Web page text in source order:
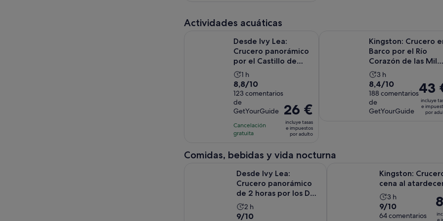
Actividades acuáticas
Desde Ivy Lea:
Crucero panorámico
por el Castillo de
Boldt de las 1000
isla...
La
duración
de
la
actividad
es
de
1 h
8.8
sobre
10
con
123
comentarios
8,8/10
123 comentarios
de
GetYourGuide
Cancelación
gratuita
El
precio
es
de
por
26 €
incluye tasas
e impuestos
por adulto
Kingston: Crucero
Barco por el Río
Corazón de las Mil
Islas
La
duración
de
la
actividad
3 h
8.4
sobre
10
con
8,4/10
188 comentarios
de
GetYourGuide
El
precio
es
de
43
incluye
e
por
Comidas, bebidas y vida nocturna
Desde Ivy Lea:
Crucero panorámico
de 2 horas por los Dos
Castillos de las 1...
La
duración
2 h
9.0
9/10
Kingston:
cena al
La
duración
de
3 h
9.0
sobre
9/10
64 comentarios
El
es
e